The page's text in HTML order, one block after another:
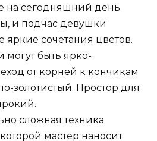
на сегодняшний день
и подчас девушки
сочетания цветов.
быть ярко-
от корней к кончикам
золотистый. Простор для
сложная техника
мастер наносит